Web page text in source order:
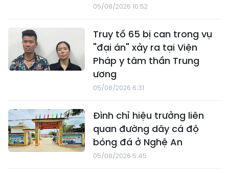
05/08/2026 10:52
Truy tố 65 bị can trong vụ
"đại án" xảy ra tại Viện
Pháp y tâm thần Trung
ương
05/08/2026 6:31
Đình chỉ hiệu trưởng liên
quan đường dây cá độ
bóng đá ở Nghệ An
05/08/2026 5:45